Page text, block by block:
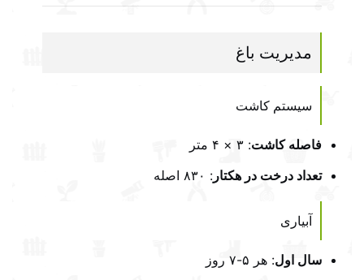
مدیریت باغ
سیستم کاشت
فاصله کاشت: ۳ × ۴ متر
تعداد درخت در هکتار : ۸۳۰ اصله
آبیاری
سال اول: هر ۵-۷ روز